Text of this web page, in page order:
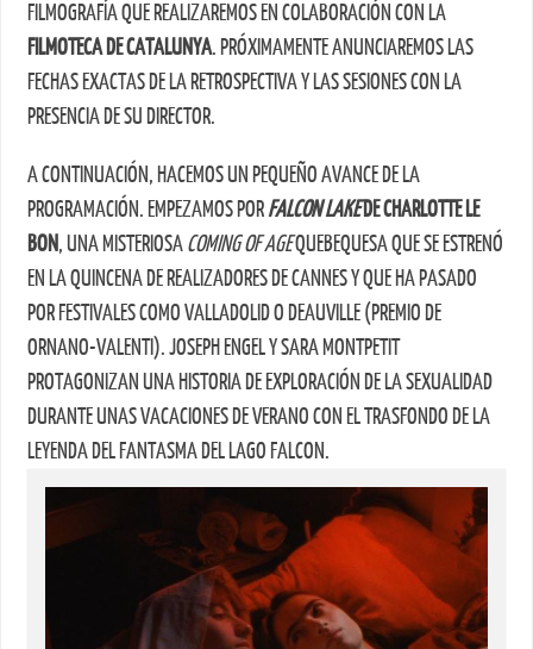
FILMOGRAFÍA QUE REALIZAREMOS EN COLABORACIÓN CON LA
FILMOTECA DE CATALUNYA. PRÓXIMAMENTE ANUNCIAREMOS LAS
FECHAS EXACTAS DE LA RETROSPECTIVA Y LAS SESIONES CON LA
PRESENCIA DE SU DIRECTOR.
A CONTINUACIÓN, HACEMOS UN PEQUEÑO AVANCE DE LA
PROGRAMACIÓN. EMPEZAMOS POR FALCON LAKEDE CHARLOTTE LE
BON, UNA MISTERIOSA COMING OF AGEQUEBEQUESA QUE SE ESTRENÓ
EN LA QUINCENA DE REALIZADORES DE CANNES Y QUE HA PASADO
POR FESTIVALES COMO VALLADOLID O DEAUVILLE (PREMIO DE
ORNANO-VALENTI). JOSEPH ENGEL Y SARA MONTPETIT
PROTAGONIZAN UNA HISTORIA DE EXPLORACIÓN DE LA SEXUALIDAD
DURANTE UNAS VACACIONES DE VERANO CON EL TRASFONDO DE LA
LEYENDA DEL FANTASMA DEL LAGO FALCON.